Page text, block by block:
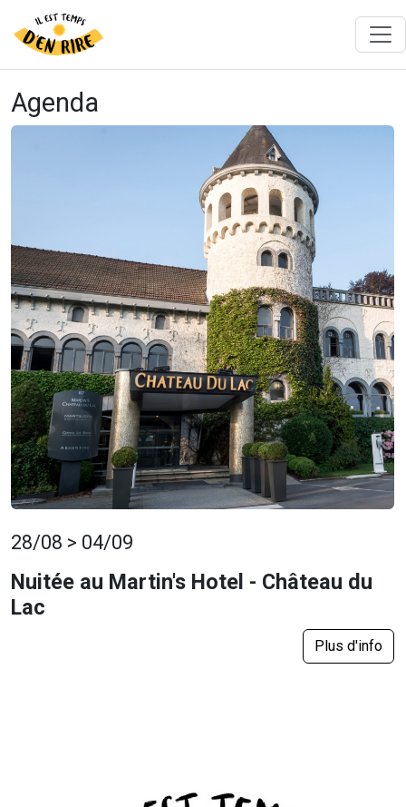
Agenda
28/08 > 04/09
Nuitée au Martin's Hotel - Château du
Lac
Plus d'info